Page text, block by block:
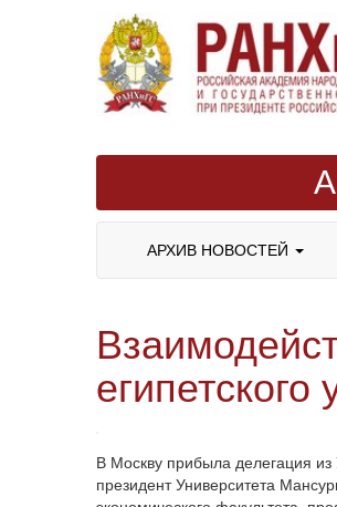
АРХИВ НОВОСТЕЙ
египетского
В Москву прибыла делегация
президент Университета